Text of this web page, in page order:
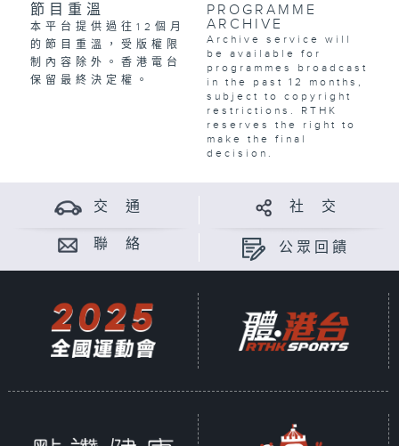
節目重溫
本平台提供過往12個月
的節目重溫，受版權限
制內容除外。香港電台
保留最終決定權。
PROGRAMME
ARCHIVE
Archive service will
be available for
programmes broadcast
in the past 12 months,
subject to copyright
restrictions. RTHK
reserves the right to
make the final
decision.
交 通 社 交
聯 絡 公眾回饋